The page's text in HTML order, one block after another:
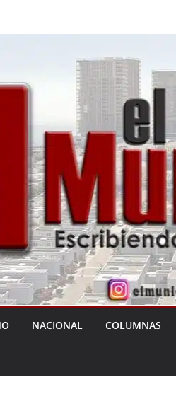
NACIONAL COLUMNAS